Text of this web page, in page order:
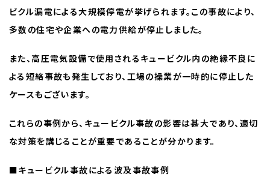
ビクル漏電による大規模停電が挙げられます。この事故により、
多数の住宅や企業への電力供給が停止しました。
また、高圧電気設備で使用されるキュービクル内の絶縁不良に
よる短絡事故も発生しており、工場の操業が一時的に停止した
ケースもございます。
これらの事例から、キュービクル事故の影響は甚大であり、適切
な対策を講じることが重要であることが分かります。
■キュービクル事故による波及事故事例